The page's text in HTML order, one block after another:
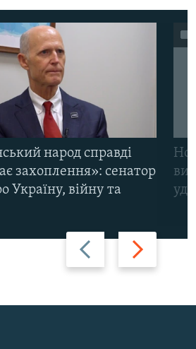
Назад Вперед
народ справді
захоплення»: сенатор
Україну, війну та